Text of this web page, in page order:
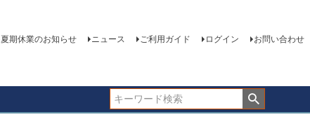
夏期休業のお知らせ ニュース ご利用ガイド ログイン お問い合わせ